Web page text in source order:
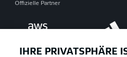
Offizielle Partner
IHRE PRIVATSPHÄRE